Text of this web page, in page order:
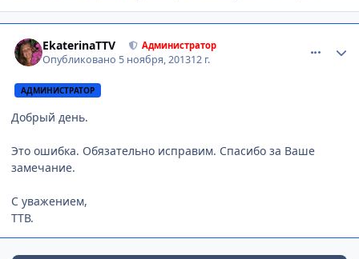
EkaterinaTTV Администратор
Опубликовано 5 ноября, 201312 г.
АДМИНИСТРАТОР
Добрый день.
Это ошибка. Обязательно исправим. Спасибо за Ваше
замечание.
С уважением,
ТТВ.